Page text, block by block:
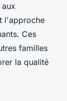
l'approche
Ces
familles
la qualité